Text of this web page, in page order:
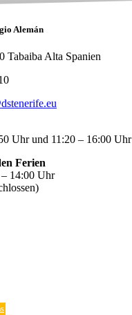
Alemán
Tabaiba Alta Spanien
Uhr und 11:20 – 16:00 Uhr
Ferien
14:00 Uhr